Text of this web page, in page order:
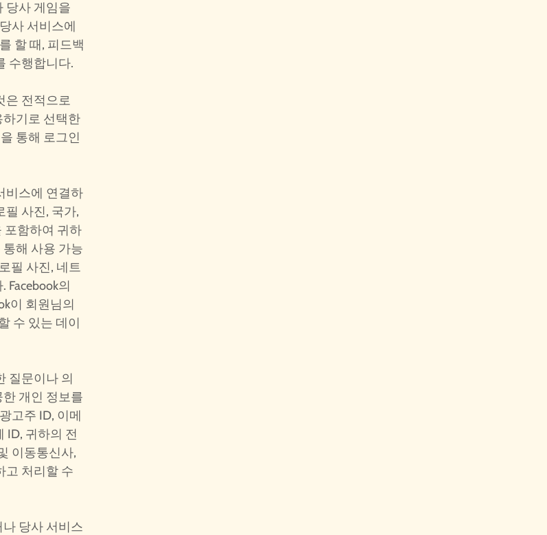
당사 게임을
사 서비스에
할 때, 피드백
수행합니다.
은 전적으로
기로 선택한
통해 로그인
비스에 연결하
필 사진, 국가,
포함하여 귀하
통해 사용 가능
필 사진, 네트
Facebook의
이 회원님의
수 있는 데이
질문이나 의
개인 정보를
고주 ID, 이메
ID, 귀하의 전
이동통신사,
고 처리할 수
당사 서비스